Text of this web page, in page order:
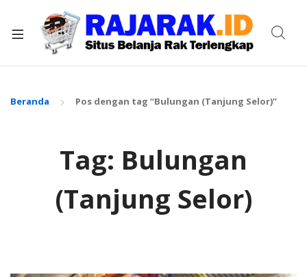
Beranda Pos dengan tag “Bulungan (Tanjung Selor)”
Tag: Bulungan
(Tanjung Selor)